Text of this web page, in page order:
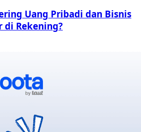
Uang Pribadi dan Bisnis
di Rekening?